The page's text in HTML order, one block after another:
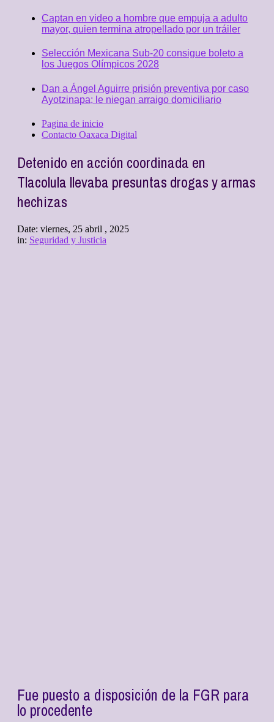
Captan en video a hombre que empuja a adulto
mayor, quien termina atropellado por un tráiler
Selección Mexicana Sub-20 consigue boleto a
los Juegos Olímpicos 2028
Dan a Ángel Aguirre prisión preventiva por caso
Ayotzinapa; le niegan arraigo domiciliario
Pagina de inicio
Contacto Oaxaca Digital
Detenido en acción coordinada en
Tlacolula llevaba presuntas drogas y armas
hechizas
Date: viernes, 25 abril , 2025
in: Seguridad y Justicia
Fue puesto a disposición de la FGR para
lo procedente